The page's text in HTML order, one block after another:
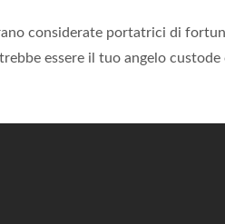
considerate portatrici di
essere il tuo angelo custode